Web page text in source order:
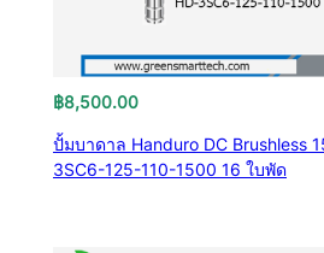
฿8,500.00
ปั้มบาดาล Handuro DC Brushless
3SC6-125-110-1500 16 ใบพัด